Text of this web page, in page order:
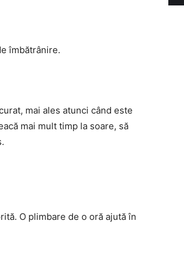
îmbătrânire.
mai ales atunci când este
mai mult timp la soare, să
O plimbare de o oră ajută în